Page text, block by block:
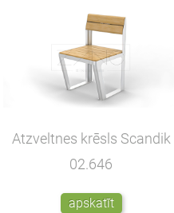
Atzveltnes krēsls Scandik
02.646
apskatīt